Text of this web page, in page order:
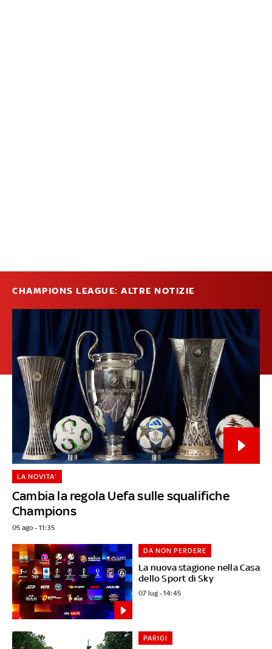
CHAMPIONS LEAGUE: ALTRE NOTIZIE
Cambia la regola Uefa sulle squalifiche
Champions
LA NOVITA'
05 ago - 11:35
La nuova stagione nella Casa
dello Sport di Sky
DA NON PERDERE
07 lug - 14:45
PARIGI